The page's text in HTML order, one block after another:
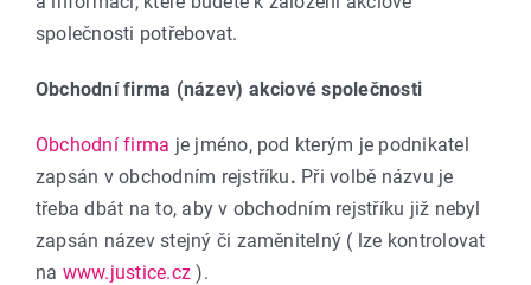
společnosti potřebovat.
Obchodní firma (název) akciové společnosti
Obchodní firma je jméno, pod kterým je podnikatel
zapsán v obchodním rejstříku. Při volbě názvu je
třeba dbát na to, aby v obchodním rejstříku již nebyl
zapsán název stejný či zaměnitelný ( lze kontrolovat
na www.justice.cz ).